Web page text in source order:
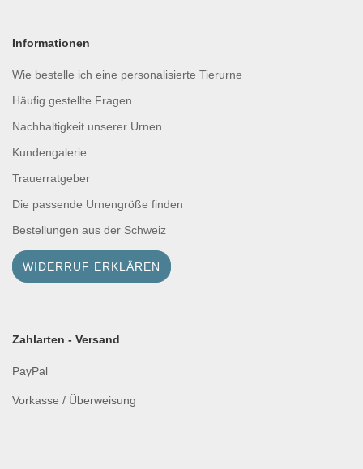
Informationen
Wie bestelle ich eine personalisierte Tierurne
Häufig gestellte Fragen
Nachhaltigkeit unserer Urnen
Kundengalerie
Trauerratgeber
Die passende Urnengröße finden
Bestellungen aus der Schweiz
WIDERRUF ERKLÄREN
Zahlarten - Versand
PayPal
Vorkasse / Überweisung